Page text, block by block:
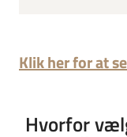
Klik her for at
Hvorfor